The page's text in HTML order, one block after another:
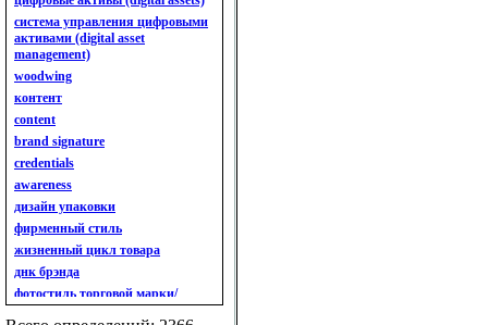
анализ конкурентов
анализ кросс-культурных
особенностей
анализ мак кинси «7s»
анализ макросистемы
анализ маркетинговый
анализ рынка
анализ ситуационный
анализ экспертный
индивидуальный
анкета
ассортимент
ассортимент товарный.
планирование товарного
ассортимента
ассортимент. глубина
система управления цифровыми
активами (digital asset
management)
woodwing
контент
content
brand signature
credentials
awareness
дизайн упаковки
фирменный стиль
жизненный цикл товара
днк брэнда
фотостиль торговой марки/
линейки продукции